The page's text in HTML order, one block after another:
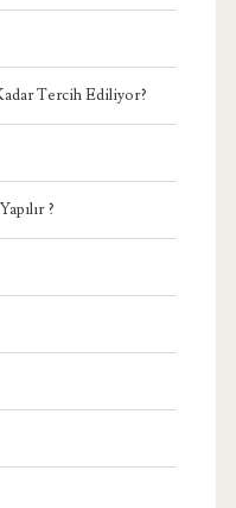
Tercih Ediliyor?
?